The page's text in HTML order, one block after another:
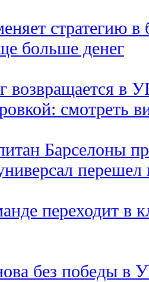
стратегию
больше денег
возвращается в
смотреть
Барселоны
перешел
переходит в
без победы